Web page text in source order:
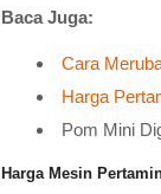
Baca Juga:
Cara
Harga
Pom Mini
Harga Mesin